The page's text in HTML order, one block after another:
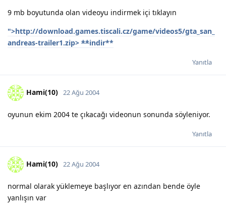
9 mb boyutunda olan videoyu indirmek içi tıklayın
">http://download.games.tiscali.cz/game/videos5/gta_san_
andreas-trailer1.zip> **indir**
Yanıtla
Hami(10) 22 Ağu 2004
oyunun ekim 2004 te çıkacağı videonun sonunda söyleniyor.
Yanıtla
Hami(10) 22 Ağu 2004
normal olarak yüklemeye başlıyor en azından bende öyle
yanlışın var